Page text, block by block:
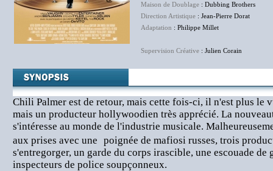
Maison de Doublage : Dubbing Brothers
Direction Artistique : Jean-Pierre Dorat
Adaptation : Philippe Millet
Supervision Créative : Julien Corain
Chili Palmer est de retour, mais cette fois-ci, il n'est plus le
mais un producteur hollywoodien très apprécié. La
s'intéresse au monde de l'industrie musicale.
aux prises avec une poignée de mafiosi russes, trois
s'entregorger, un garde du corps irascible, une escouade de
inspecteurs de police soupçonneux.